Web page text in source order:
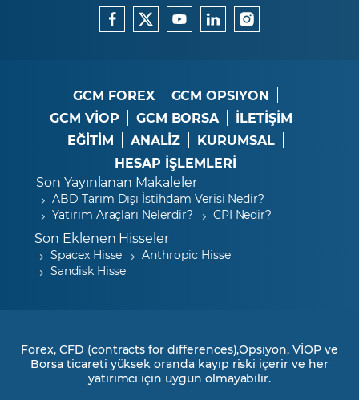
GCM FOREX
GCM OPSIYON
GCM VİOP
GCM BORSA
İLETİŞİM
EĞİTİM
ANALİZ
KURUMSAL
HESAP İŞLEMLERİ
Son Yayınlanan Makaleler
ABD Tarım Dışı İstihdam Verisi Nedir?
Yatırım Araçları Nelerdir?
CPI Nedir?
Son Eklenen Hisseler
Spacex Hisse
Anthropic Hisse
Sandisk Hisse
Forex, CFD (contracts for differences),Opsiyon, VİOP ve
Borsa ticareti yüksek oranda kayıp riski içerir ve her
yatırımcı için uygun olmayabilir.